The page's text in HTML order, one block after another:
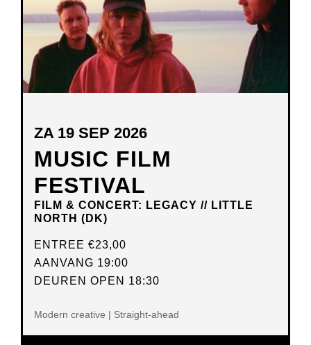
MUSIC FILM
FESTIVAL
FILM & CONCERT: LEGACY // LITTLE
NORTH (DK)
ZA 19 SEP 2026
ENTREE €23,00
AANVANG 19:00
DEUREN OPEN 18:30
Modern creative | Straight-ahead